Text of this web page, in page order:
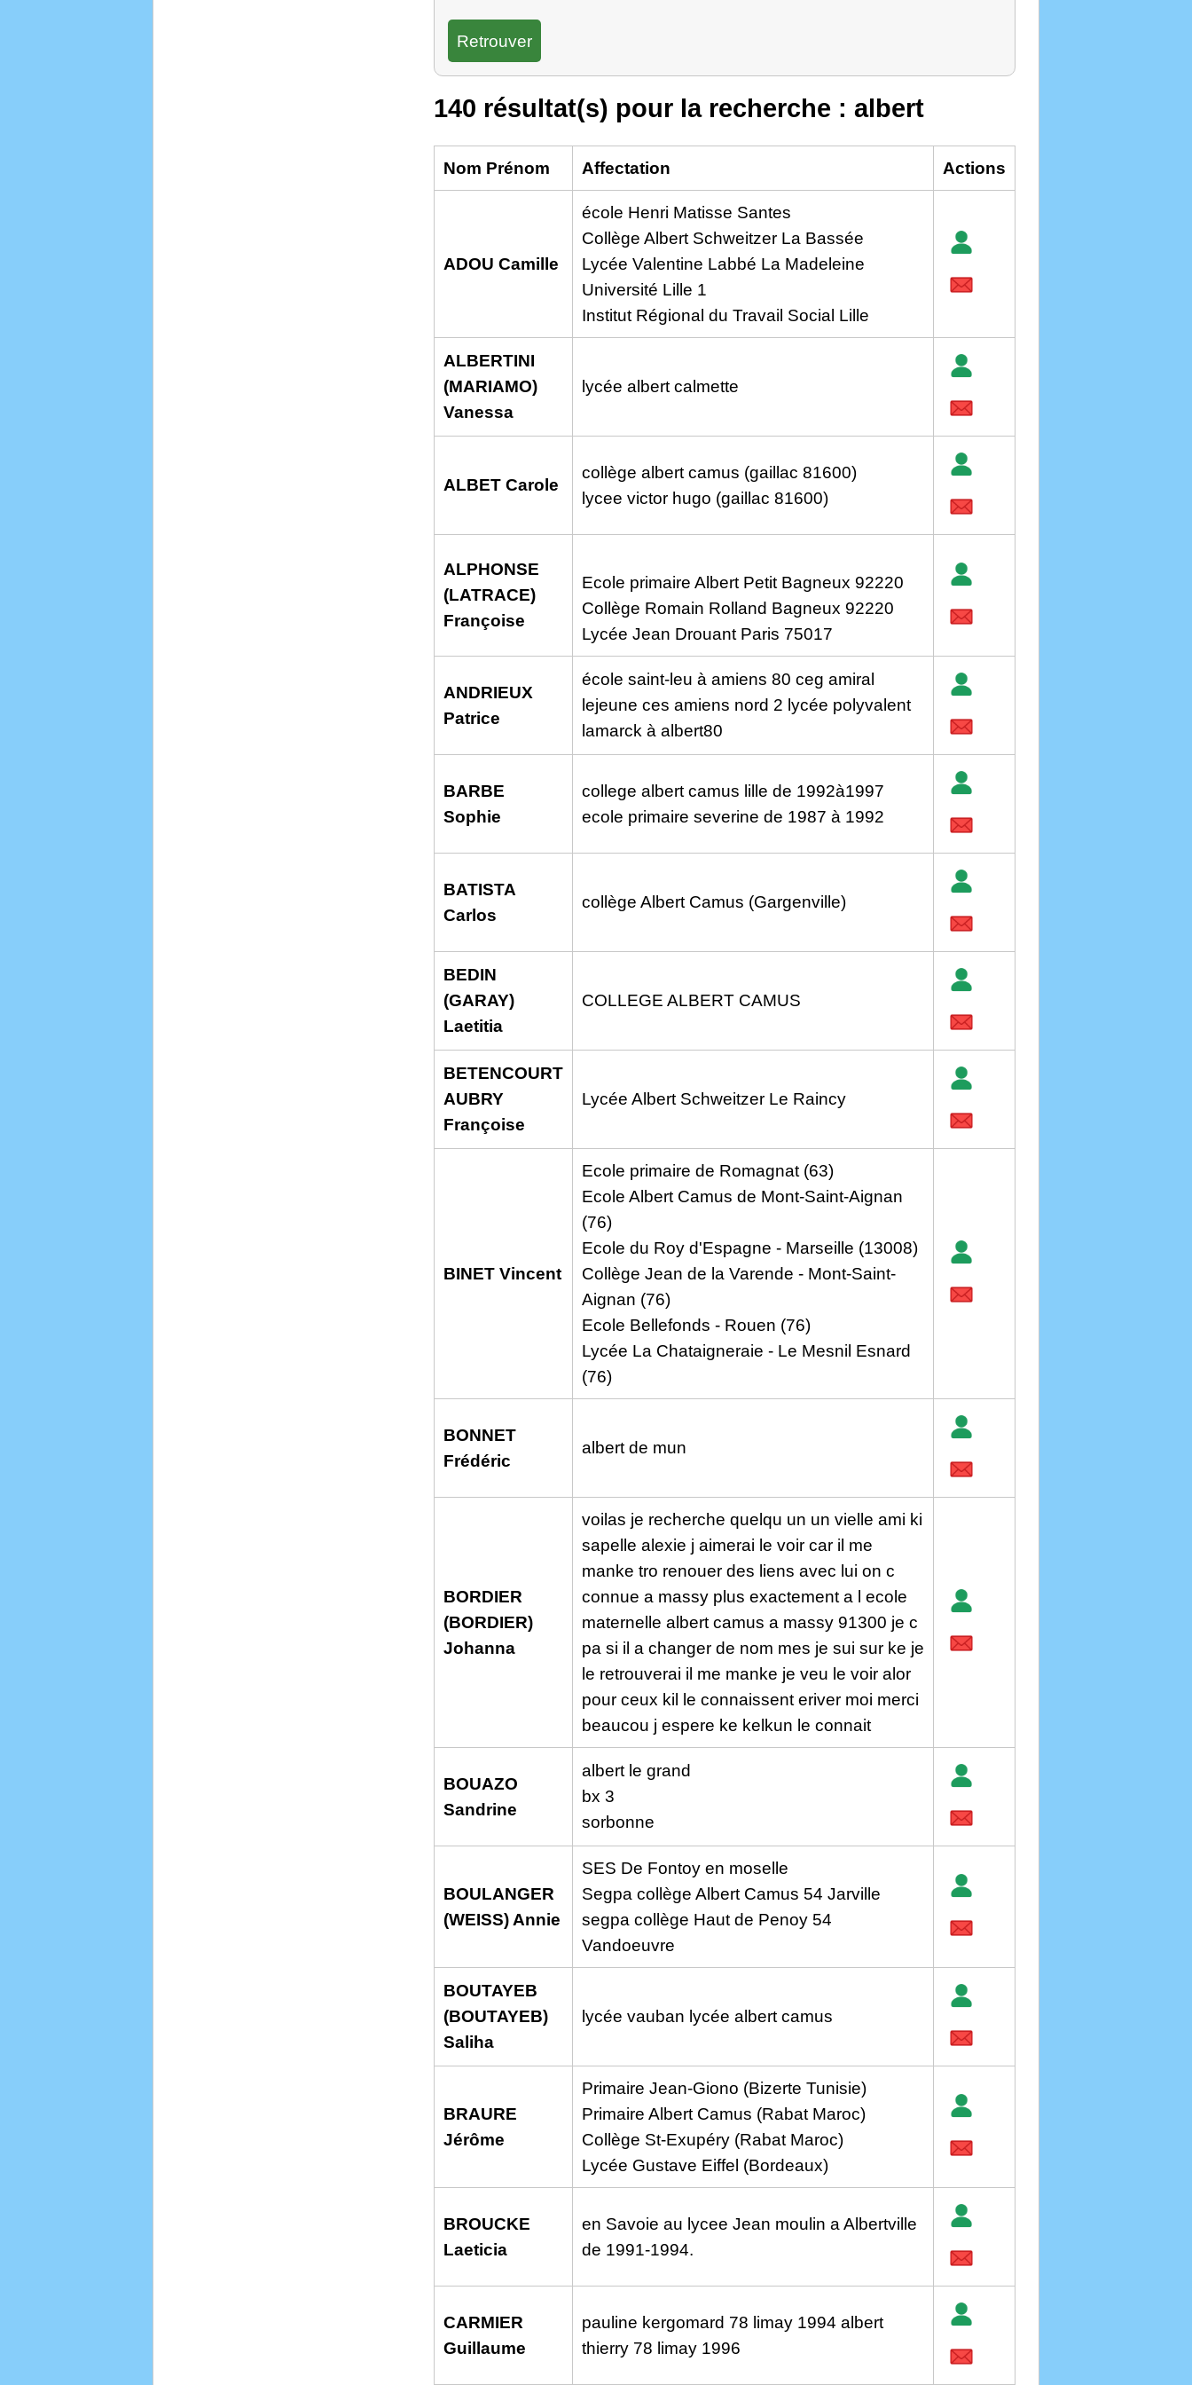
140 résultat(s) pour la recherche : albert
Nom Prénom Affectation Actions
ADOU Camille
école Henri Matisse Santes
Collège Albert Schweitzer La Bassée
Lycée Valentine Labbé La Madeleine
Université Lille 1
Institut Régional du Travail Social Lille
ALBERTINI
(MARIAMO)
Vanessa
lycée albert calmette
ALBET Carole
collège albert camus (gaillac 81600)
lycee victor hugo (gaillac 81600)
ALPHONSE
(LATRACE)
Françoise
Ecole primaire Albert Petit Bagneux 92220
Collège Romain Rolland Bagneux 92220
Lycée Jean Drouant Paris 75017
ANDRIEUX
Patrice
école saint-leu à amiens 80 ceg amiral
lejeune ces amiens nord 2 lycée polyvalent
lamarck à albert80
BARBE
Sophie
college albert camus lille de 1992à1997
ecole primaire severine de 1987 à 1992
BATISTA
Carlos
collège Albert Camus (Gargenville)
BEDIN
(GARAY)
Laetitia
COLLEGE ALBERT CAMUS
BETENCOURT
AUBRY
Françoise
Lycée Albert Schweitzer Le Raincy
BINET Vincent
Ecole primaire de Romagnat (63)
Ecole Albert Camus de Mont-Saint-Aignan
(76)
Ecole du Roy d'Espagne - Marseille (13008)
Collège Jean de la Varende - Mont-Saint-
Aignan (76)
Ecole Bellefonds - Rouen (76)
Lycée La Chataigneraie - Le Mesnil Esnard
(76)
BONNET
Frédéric
albert de mun
BORDIER
(BORDIER)
Johanna
voilas je recherche quelqu un un vielle ami ki
sapelle alexie j aimerai le voir car il me
manke tro renouer des liens avec lui on c
connue a massy plus exactement a l ecole
maternelle albert camus a massy 91300 je c
pa si il a changer de nom mes je sui sur ke je
le retrouverai il me manke je veu le voir alor
pour ceux kil le connaissent eriver moi merci
beaucou j espere ke kelkun le connait
BOUAZO
Sandrine
albert le grand
bx 3
sorbonne
BOULANGER
(WEISS) Annie
SES De Fontoy en moselle
Segpa collège Albert Camus 54 Jarville
segpa collège Haut de Penoy 54
Vandoeuvre
BOUTAYEB
(BOUTAYEB)
Saliha
lycée vauban lycée albert camus
BRAURE
Jérôme
Primaire Jean-Giono (Bizerte Tunisie)
Primaire Albert Camus (Rabat Maroc)
Collège St-Exupéry (Rabat Maroc)
Lycée Gustave Eiffel (Bordeaux)
BROUCKE
Laeticia
en Savoie au lycee Jean moulin a Albertville
de 1991-1994.
CARMIER
Guillaume
pauline kergomard 78 limay 1994 albert
thierry 78 limay 1996